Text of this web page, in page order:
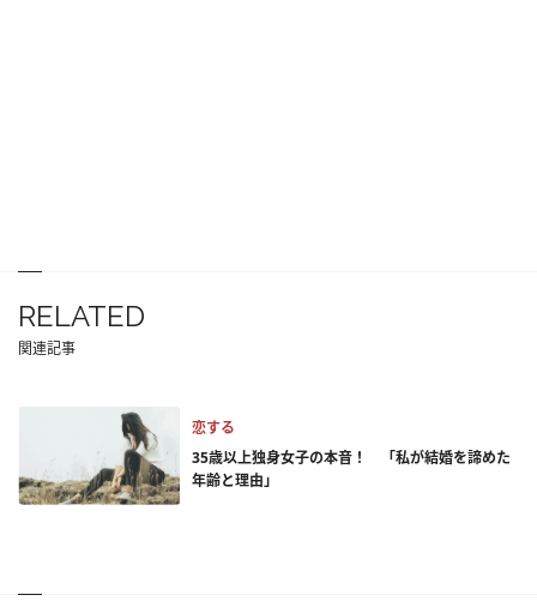
RELATED
関連記事
恋する
35歳以上独身女子の本音！ 「私が結婚を諦めた
年齢と理由」